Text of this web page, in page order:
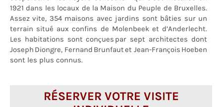
1921 dans les locaux de la Maison du Peuple de Bruxelles.
Assez vite, 354 maisons avec jardins sont bâties sur un
terrain situé aux confins de Molenbeek et d’Anderlecht.
Les habitations sont conçues par sept architectes dont
Joseph Diongre, Fernand Brunfaut et Jean-François Hoeben
sont les plus connus.
RÉSERVER VOTRE VISITE